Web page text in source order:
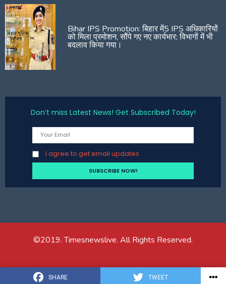
SHARE TWEET
Bihar IPS Promotion: बिहार में5 IPS अधिकारियों
को मिला प्रमोशन, सौंपे गए नए कार्यभार; विभागों में भी
बदलाव किया गया।
Don’t miss Latest News! Get Subscribed Today!
I agree to get email updates
©2019. Timesnewslive. All Rights Reserved.